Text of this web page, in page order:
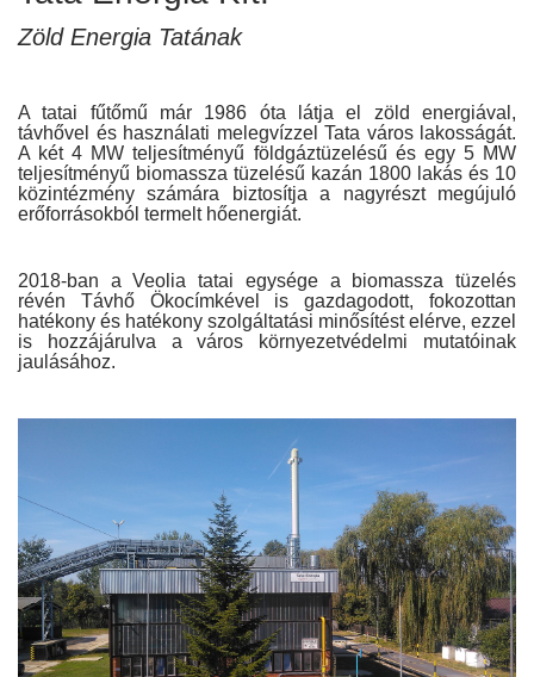
Zöld Energia Tatának
A tatai fűtőmű már 1986 óta látja el zöld energiával,
távhővel és használati melegvízzel Tata város lakosságát.
A két 4 MW teljesítményű földgáztüzelésű és egy 5 MW
teljesítményű biomassza tüzelésű kazán 1800 lakás és 10
közintézmény számára biztosítja a nagyrészt megújuló
erőforrásokból termelt hőenergiát.
2018-ban a Veolia tatai egysége a biomassza tüzelés
révén Távhő Ökocímkével is gazdagodott, fokozottan
hatékony és hatékony szolgáltatási minősítést elérve, ezzel
is hozzájárulva a város környezetvédelmi mutatóinak
jaulásához.